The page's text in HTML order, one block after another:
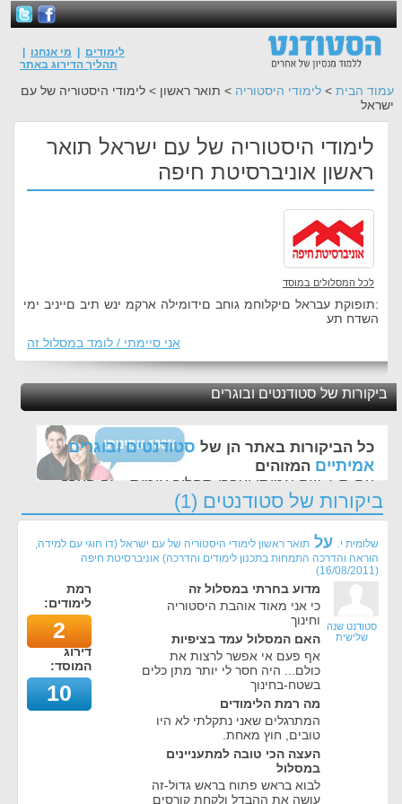
לימודים מי אנחנו
תהליך הדירוג באתר
עמוד הבית > לימודי היסטוריה > תואר ראשון > לימודי היסטוריה של עם
ישראל
לימודי היסטוריה של עם ישראל תואר
ראשון אוניברסיטת חיפה
לכל המסלולים במוסד
:תופוקת עבראל םיקלוחמ גוחב םידומילה ארקמ ינש תיב םייניב ימי
השדח תע
אני סיימתי / לומד במסלול זה
ביקורות של סטודנטים ובוגרים
כל הביקורות באתר הן של סטודנטים ובוגרים
אמיתיים המזוהים
עם ת.ז, שם אמיתי ועברו תהליך אימות - זה הערך
החשוב לנו ביותר באתר
ביקורות של סטודנטים (1)
שלומית י. על תואר ראשון לימודי היסטוריה של עם ישראל (דו חוגי עם למידה,
הוראה והדרכה התמחות בתכנון לימודים והדרכה) אוניברסיטת חיפה
(
16/08/2011
)
סטודנט שנה
שלישית
מדוע בחרתי במסלול זה
כי אני מאוד אוהבת היסטוריה
וחינוך
האם המסלול עמד בציפיות
אף פעם אי אפשר לרצות את
כולם... היה חסר לי יותר מתן כלים
בשטח-בחינוך
מה רמת הלימודים
המתרגלים שאני נתקלתי לא היו
טובים, חוץ מאחת.
העצה הכי טובה למתעניינים
במסלול
לבוא בראש פתוח בראש גדול-זה
עושה את ההבדל ולקחת קורסים
רמת
לימודים:
2
דירוג
המוסד:
10